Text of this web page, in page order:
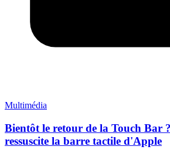
Multimédia
Bientôt le retour de la Touch Bar
ressuscite la barre tactile d'Apple